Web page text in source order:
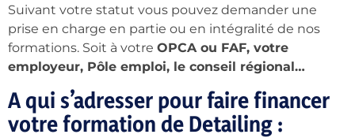
Suivant votre statut vous pouvez demander une
prise en charge en partie ou en intégralité de nos
formations. Soit à votre OPCA ou FAF, votre
employeur, Pôle emploi, le conseil régional…
A qui s’adresser pour faire financer
votre formation de Detailing :